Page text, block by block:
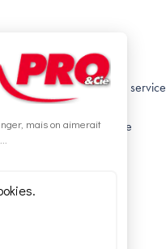
Services
Livraison et mise en service
Financement
Service Après Vente